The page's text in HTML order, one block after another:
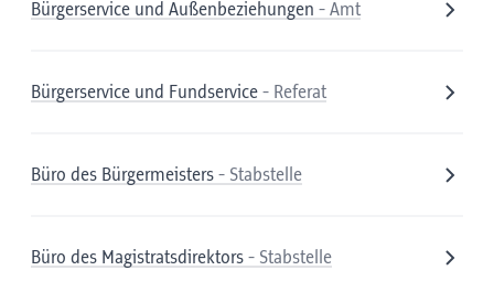
Bürgerservice und Außenbeziehungen - Amt
Bürgerservice und Fundservice - Referat
Büro des Bürgermeisters - Stabstelle
Büro des Magistratsdirektors - Stabstelle